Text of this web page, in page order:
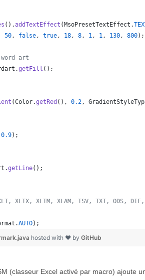
().addTextEffect ( MsoPresetTextEffect .
50, false, true, 18, 8, 1, 1, 130, 800);
art
.getFill ();
(Color.getRed (), 0.2,
0.9);
.getLine();
XLTX, XLTM, XLAM, TSV, TXT, ODS,
.AUTO);
hosted with ❤ by GitHub
(classeur Excel activé par macro)